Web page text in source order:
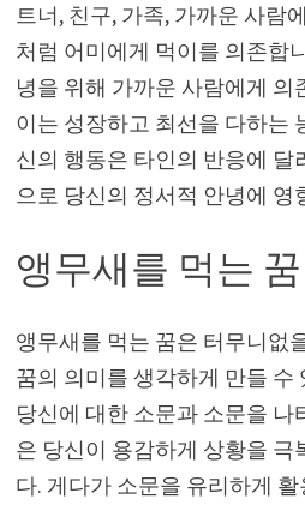
트너, 친구, 가족, 가까운 사람
처럼 어미에게 먹이를 의존합
녕을 위해 가까운 사람에게 의
이는 성장하고 최선을 다하는
신의 행동은 타인의 반응에 달
으로 당신의 정서적 안녕에 영
앵무새를 먹는 꿈
앵무새를 먹는 꿈은 터무니없
꿈의 의미를 생각하게 만들 수
당신에 대한 소문과 소문을 나
은 당신이 용감하게 상황을 극
다. 게다가 소문을 유리하게